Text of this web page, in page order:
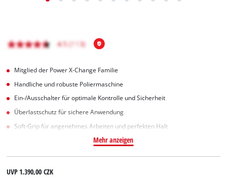
Mitglied der Power X-Change Familie
Handliche und robuste Poliermaschine
Ein-/Ausschalter für optimale Kontrolle und Sicherheit
Überlastschutz für sichere Anwendung
Soft-Grip für angenehmes Arbeiten und perfekten Halt
Mehr anzeigen
UVP1.390,00 CZK